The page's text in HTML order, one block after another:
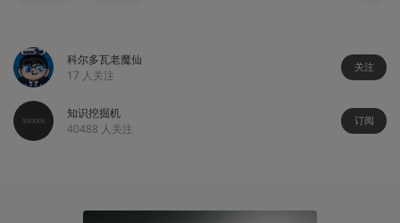
科尔多瓦老魔仙
17 人关注
关注
知识挖掘机
40488 人关注
订阅